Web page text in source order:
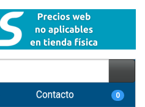
Contacto 0